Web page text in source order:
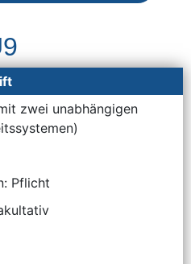
zwei unabhängigen
Pflicht